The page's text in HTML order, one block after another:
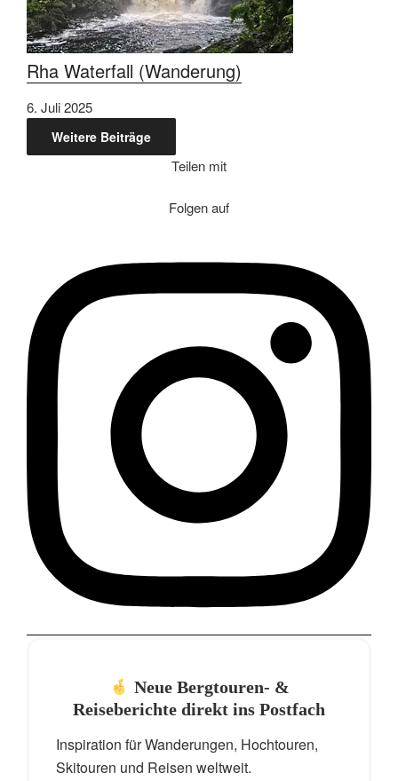
Rha Waterfall (Wanderung)
6. Juli 2025
Weitere Beiträge
Teilen mit
Folgen auf
Neue Bergtouren- &
Reiseberichte direkt ins Postfach
Inspiration für Wanderungen, Hochtouren,
Skitouren und Reisen weltweit.